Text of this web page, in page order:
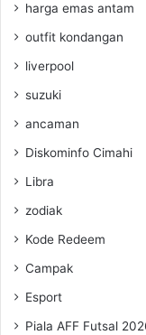
harga emas antam
outfit kondangan
liverpool
suzuki
ancaman
Diskominfo Cimahi
Libra
zodiak
Kode Redeem
Campak
Esport
Piala AFF Futsal